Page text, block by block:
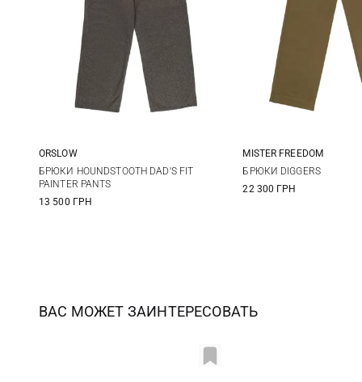
2 3 4
ORSLOW
БРЮКИ HOUNDSTOOTH DAD'S FIT
PAINTER PANTS
13 500 ГРН
32 33
MISTER FREEDOM
БРЮКИ DIGGERS
22 300 ГРН
ВАС МОЖЕТ ЗАИНТЕРЕСОВАТЬ